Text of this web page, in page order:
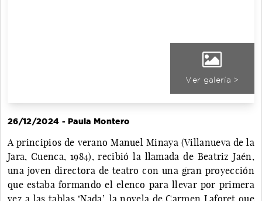
Ver galería >
26/12/2024 - Paula Montero
A principios de verano Manuel Minaya (Villanueva de la
Jara, Cuenca, 1984), recibió la llamada de Beatriz Jaén,
una joven directora de teatro con una gran proyección
que estaba formando el elenco para llevar por primera
vez a las tablas ‘Nada’, la novela de Carmen Laforet que